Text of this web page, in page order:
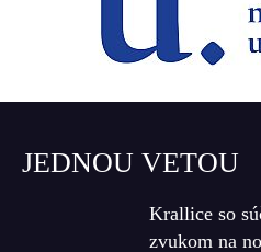
JEDNOU VETOU
Krallice so
zvukom na